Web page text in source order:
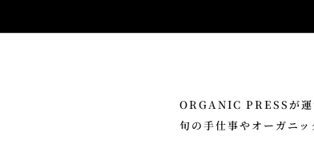
ORGANIC PRESSが運
旬の手仕事やオーガニ